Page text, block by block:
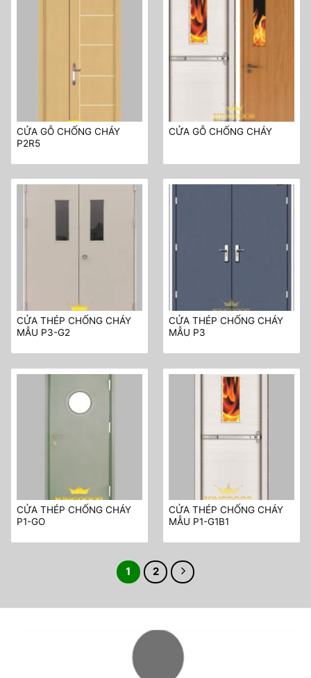
CỬA GỖ CHỐNG CHÁY
P2R5
CỬA GỖ CHỐNG CHÁY
CỬA THÉP CHỐNG CHÁY
MẪU P3-G2
CỬA THÉP CHỐNG CHÁY
MẪU P3
CỬA THÉP CHỐNG CHÁY
P1-GO
CỬA THÉP CHỐNG CHÁY
MẪU P1-G1B1
1 2